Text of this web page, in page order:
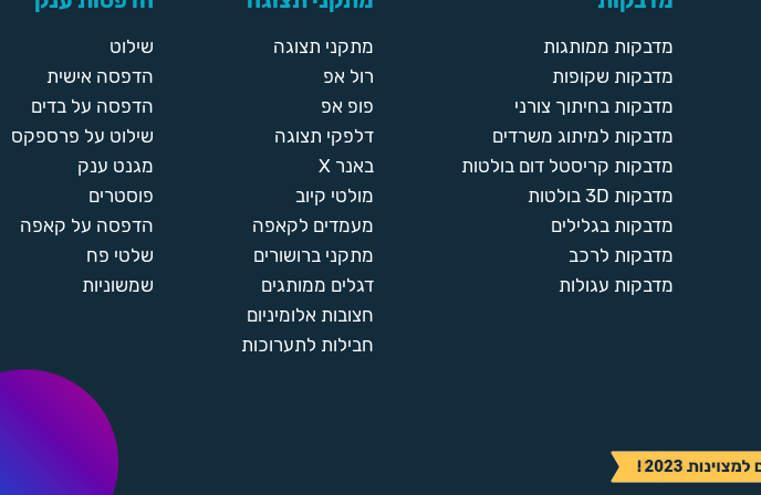
מדבקות ממותגות
מדבקות שקופות
מדבקות בחיתוך צורני
מדבקות למיתוג משרדים
מדבקות קריסטל דום בולטות
מדבקות 3D בולטות
מדבקות בגלילים
מדבקות לרכב
מדבקות עגולות
מתקני תצוגה
רול אפ
פופ אפ
דלפקי תצוגה
באנר X
מולטי קיוב
מעמדים לקאפה
מתקני ברושורים
דגלים ממותגים
חצובות אלומיניום
חבילות לתערוכות
שילוט
הדפסה אישית
הדפסה על בדים
שילוט על פרספקס
מגנט ענק
פוסטרים
הדפסה על קאפה
שלטי פח
שמשוניות